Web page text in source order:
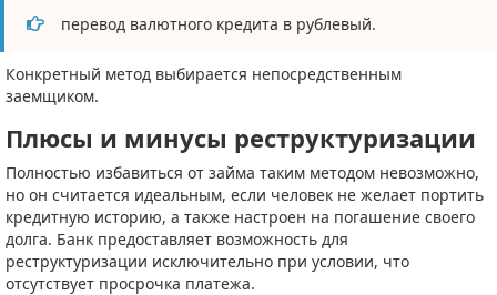
перевод валютного кредита в рублевый.
Конкретный метод выбирается непосредственным
заемщиком.
Плюсы и минусы реструктуризации
Полностью избавиться от займа таким методом невозможно,
но он считается идеальным, если человек не желает портить
кредитную историю, а также настроен на погашение своего
долга. Банк предоставляет возможность для
реструктуризации исключительно при условии, что
отсутствует просрочка платежа.